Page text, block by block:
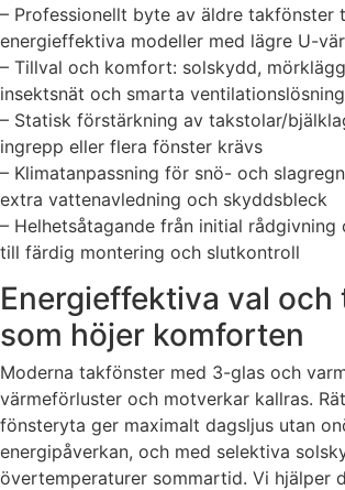
– Professionellt byte av äldre takfönster
energieffektiva modeller med lägre U-
– Tillval och komfort: solskydd,
insektsnät och smarta
– Statisk förstärkning av takstolar/
ingrepp eller flera fönster krävs
– Klimatanpassning för snö- och
extra vattenavledning och skyddsbleck
– Helhetsåtagande från initial rådgivning
till färdig montering och slutkontroll
Energieffektiva val
som höjer komforten
Moderna takfönster med 3-glas och
värmeförluster och motverkar kallras.
fönsteryta ger maximalt dagsljus utan
energipåverkan, och med selektiva
övertemperaturer sommartid. Vi hjälper